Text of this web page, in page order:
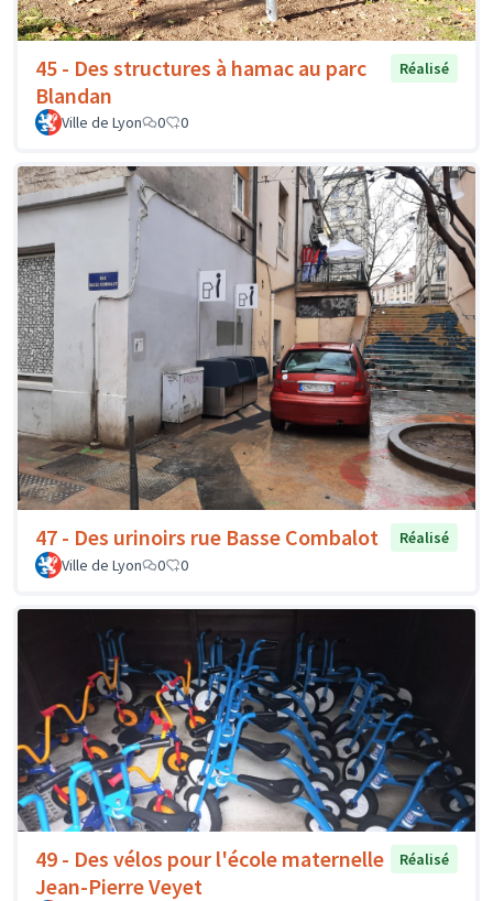
45 - Des structures à hamac au parc
Blandan
Réalisé
Ville de Lyon 0 0
47 - Des urinoirs rue Basse Combalot
Réalisé
Ville de Lyon
0 0
49 - Des vélos pour l'école maternelle
Jean-Pierre Veyet
Réalisé